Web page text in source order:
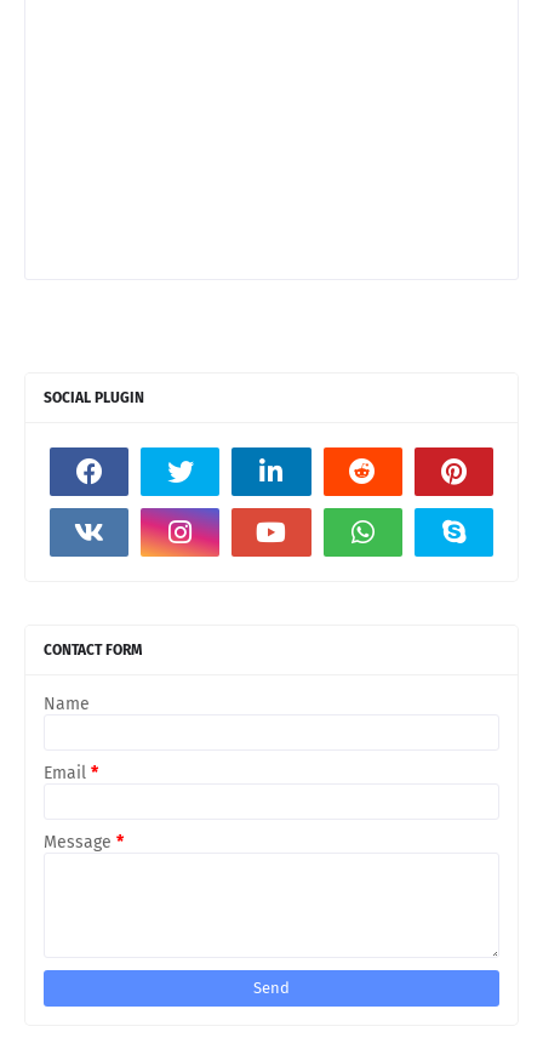
SOCIAL PLUGIN
CONTACT FORM
Name
Email *
Message *